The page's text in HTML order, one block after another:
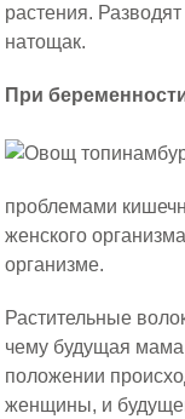
растения.
натощак.
При
проблемами
женского
организме.
Растительные
чему будущая
положении
женщины, и